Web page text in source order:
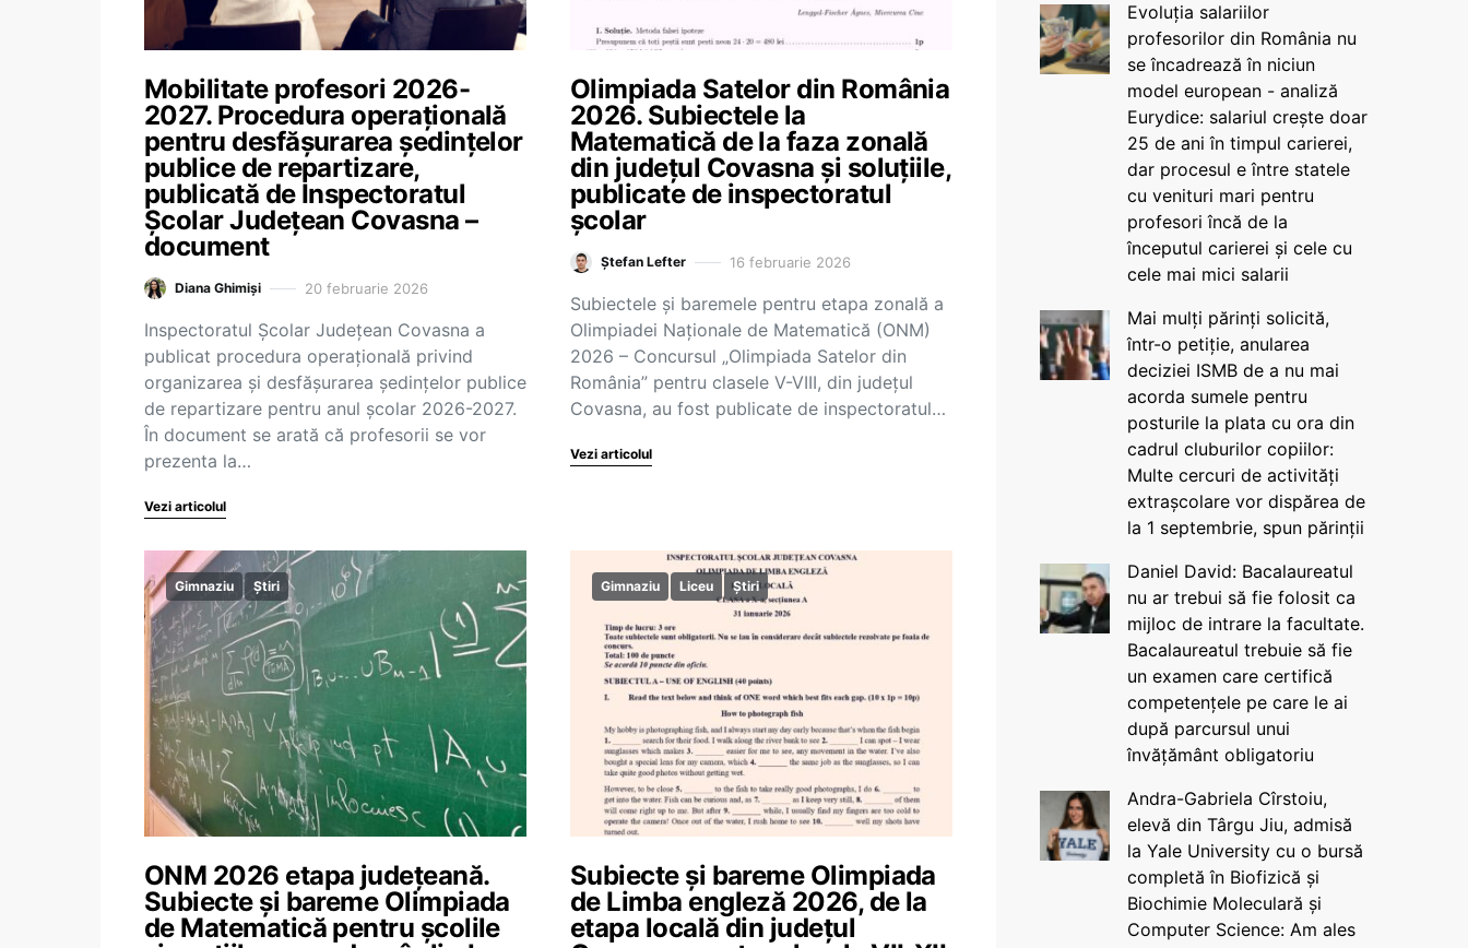
Mobilitate profesori 2026-
2027. Procedura operațională
pentru desfășurarea ședințelor
publice de repartizare,
publicată de Inspectoratul
Școlar Județean Covasna –
document
Diana Ghimiși 20 februarie 2026
Inspectoratul Școlar Județean Covasna a
publicat procedura operațională privind
organizarea și desfășurarea ședințelor publice
de repartizare pentru anul școlar 2026-2027.
În document se arată că profesorii se vor
prezenta la…
Vezi articolul
Olimpiada Satelor din România
2026. Subiectele la
Matematică de la faza zonală
din județul Covasna și soluțiile,
publicate de inspectoratul
școlar
Ștefan Lefter 16 februarie 2026
Subiectele și baremele pentru etapa zonală a
Olimpiadei Naționale de Matematică (ONM)
2026 – Concursul „Olimpiada Satelor din
România” pentru clasele V-VIII, din județul
Covasna, au fost publicate de inspectoratul…
Vezi articolul
Gimnaziu Știri
ONM 2026 etapa județeană.
Subiecte și bareme Olimpiada
de Matematică pentru școlile
Gimnaziu Liceu Știri
Subiecte și bareme Olimpiada
de Limba engleză 2026, de la
etapa locală din județul
Evoluția salariilor
profesorilor din România nu
se încadrează în niciun
model european - analiză
Eurydice: salariul crește doar
25 de ani în timpul carierei,
dar procesul e între statele
cu venituri mari pentru
profesori încă de la
începutul carierei și cele cu
cele mai mici salarii
Mai mulți părinți solicită,
într-o petiție, anularea
deciziei ISMB de a nu mai
acorda sumele pentru
posturile la plata cu ora din
cadrul cluburilor copiilor:
Multe cercuri de activități
extrașcolare vor dispărea de
la 1 septembrie, spun părinții
Daniel David: Bacalaureatul
nu ar trebui să fie folosit ca
mijloc de intrare la facultate.
Bacalaureatul trebuie să fie
un examen care certifică
competențele pe care le ai
după parcursul unui
învățământ obligatoriu
Andra-Gabriela Cîrstoiu,
elevă din Târgu Jiu, admisă
la Yale University cu o bursă
completă în Biofizică și
Biochimie Moleculară și
Computer Science: Am ales